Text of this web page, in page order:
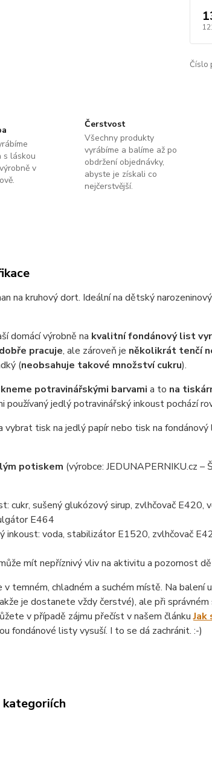
Číslo
s láskou
v
Čerstvost
Všechny produkty
vyrábíme a balíme až po
obdržení objednávky,
abyste je získali co
nejčerstvější.
na kruhový dort. Ideální na dětský
domácí výrobně na kvalitní fondánový list
pracuje, ale zároveň je několikrát tenčí
(neobsahuje takové množství cukru).
potravinářskými barvami a to na
používaný jedlý potravinářský inkoust pochází
vybrat tisk na jedlý papír nebo tisk na
potiskem (výrobce: JEDUNAPERNIKU.cz
cukr, sušený glukózový sirup, zvlhčovač
E464
inkoust: voda, stabilizátor E1520, zvlhčovač
mít nepříznivý vliv na aktivitu a pozornost
v temném, chladném a suchém místě. Na
je dostanete vždy čerstvé), ale při
v případě zájmu přečíst v našem článku
fondánové listy vysuší. I to se dá zachránit. :-)
kategoriích